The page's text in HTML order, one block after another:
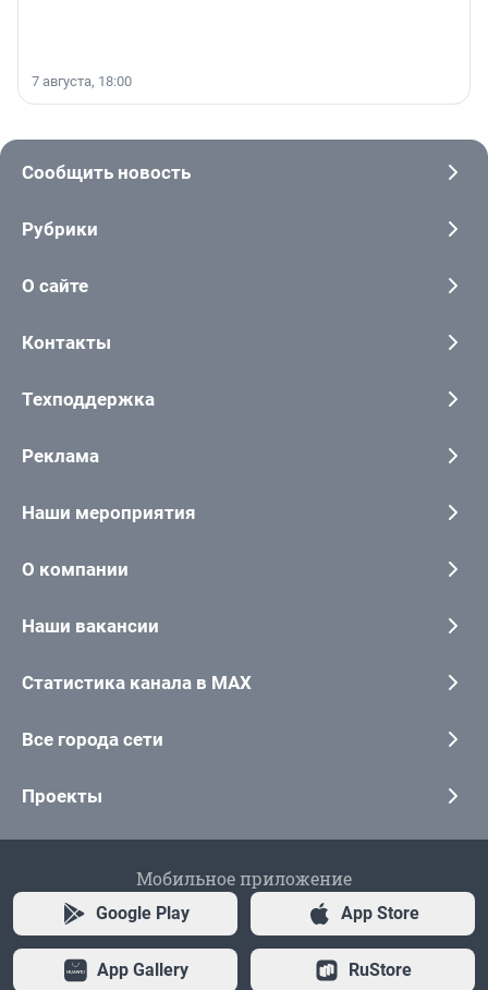
7 августа, 18:00
Сообщить новость
Рубрики
О сайте
Контакты
Техподдержка
Реклама
Наши мероприятия
О компании
Наши вакансии
Статистика канала в MAX
Все города сети
Проекты
Мобильное приложение
Google Play App Store
App Gallery RuStore